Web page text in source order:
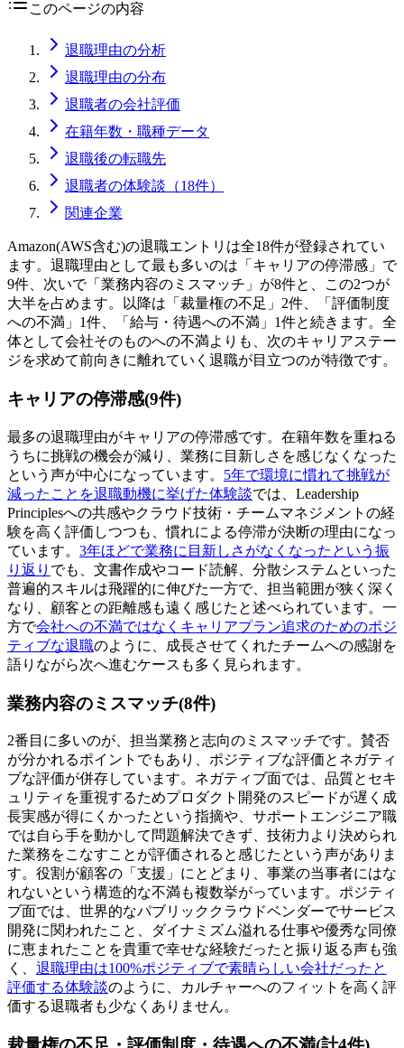
このページの内容
退職理由の分析
退職理由の分布
退職者の会社評価
在籍年数・職種データ
退職後の転職先
退職者の体験談（18件）
関連企業
Amazon(AWS含む)の退職エントリは全18件が登録されてい
ます。退職理由として最も多いのは「キャリアの停滞感」で
9件、次いで「業務内容のミスマッチ」が8件と、この2つが
大半を占めます。以降は「裁量権の不足」2件、「評価制度
への不満」1件、「給与・待遇への不満」1件と続きます。全
体として会社そのものへの不満よりも、次のキャリアステー
ジを求めて前向きに離れていく退職が目立つのが特徴です。
キャリアの停滞感(9件)
最多の退職理由がキャリアの停滞感です。在籍年数を重ねる
うちに挑戦の機会が減り、業務に目新しさを感じなくなった
という声が中心になっています。 5年で環境に慣れて挑戦が
減ったことを退職動機に挙げた体験談では、Leadership
Principlesへの共感やクラウド技術・チームマネジメントの経
験を高く評価しつつも、慣れによる停滞が決断の理由になっ
ています。 3年ほどで業務に目新しさがなくなったという振
り返り でも、文書作成やコード読解、分散システムといった
普遍的スキルは飛躍的に伸びた一方で、担当範囲が狭く深く
なり、顧客との距離感も遠く感じたと述べられています。一
方で会社への不満ではなくキャリアプラン追求のためのポジ
ティブな退職のように、成長させてくれたチームへの感謝を
語りながら次へ進むケースも多く見られます。
業務内容のミスマッチ(8件)
2番目に多いのが、担当業務と志向のミスマッチです。賛否
が分かれるポイントでもあり、ポジティブな評価とネガティ
ブな評価が併存しています。ネガティブ面では、品質とセキ
ュリティを重視するためプロダクト開発のスピードが遅く成
長実感が得にくかったという指摘や、サポートエンジニア職
では自ら手を動かして問題解決できず、技術力より決められ
た業務をこなすことが評価されると感じたという声がありま
す。役割が顧客の「支援」にとどまり、事業の当事者にはな
れないという構造的な不満も複数挙がっています。ポジティ
ブ面では、世界的なパブリッククラウドベンダーでサービス
開発に関われたこと、ダイナミズム溢れる仕事や優秀な同僚
に恵まれたことを貴重で幸せな経験だったと振り返る声も強
く、 退職理由は100%ポジティブで素晴らしい会社だったと
評価する体験談のように、カルチャーへのフィットを高く評
価する退職者も少なくありません。